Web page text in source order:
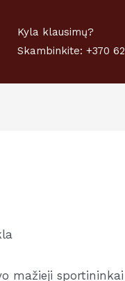
Kyla klausimų?
Skambinkite: +370
mažieji
nuo GPM, paramą